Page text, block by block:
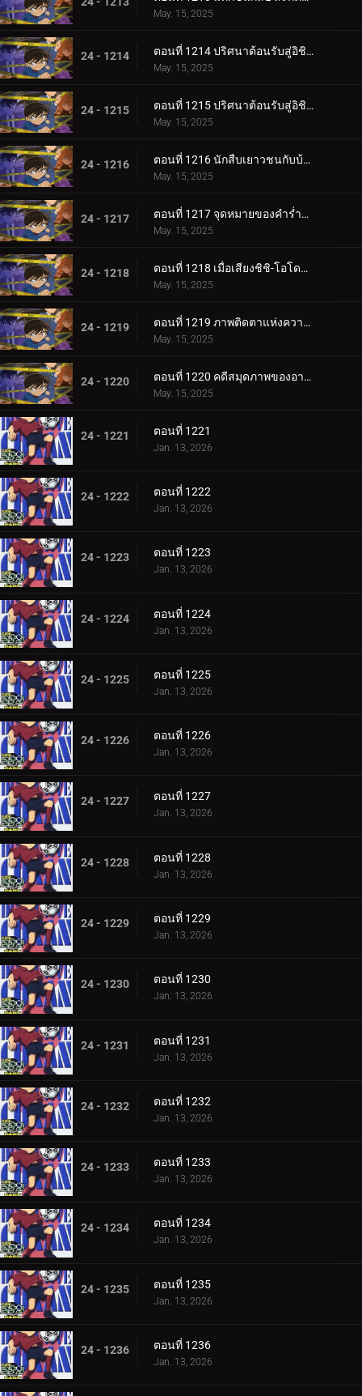
May. 15, 2025
24 - 1214 ตอนที่ 1214 ปริศนาต้อนรับสู่อิชิคาวะ (ตอนแรก)
May. 15, 2025
24 - 1215 ตอนที่ 1215 ปริศนาต้อนรับสู่อิชิคาวะ (ตอนจบ)
May. 15, 2025
24 - 1216 ตอนที่ 1216 นักสืบเยาวชนกับบ้านเก่าที่ใฝ่ฝัน
May. 15, 2025
24 - 1217 ตอนที่ 1217 จุดหมายของคำร่ำลา
May. 15, 2025
24 - 1218 ตอนที่ 1218 เมื่อเสียงชิชิ-โอโดชิดังขึ้น
May. 15, 2025
24 - 1219 ตอนที่ 1219 ภาพติดตาแห่งความลับ
May. 15, 2025
24 - 1220 ตอนที่ 1220 คดีสมุดภาพของอายูมิ 5
May. 15, 2025
24 - 1221 ตอนที่ 1221
Jan. 13, 2026
24 - 1222 ตอนที่ 1222
Jan. 13, 2026
24 - 1223 ตอนที่ 1223
Jan. 13, 2026
24 - 1224 ตอนที่ 1224
Jan. 13, 2026
24 - 1225 ตอนที่ 1225
Jan. 13, 2026
24 - 1226 ตอนที่ 1226
Jan. 13, 2026
24 - 1227 ตอนที่ 1227
Jan. 13, 2026
24 - 1228 ตอนที่ 1228
Jan. 13, 2026
24 - 1229 ตอนที่ 1229
Jan. 13, 2026
24 - 1230 ตอนที่ 1230
Jan. 13, 2026
24 - 1231 ตอนที่ 1231
Jan. 13, 2026
24 - 1232 ตอนที่ 1232
Jan. 13, 2026
24 - 1233 ตอนที่ 1233
Jan. 13, 2026
24 - 1234 ตอนที่ 1234
Jan. 13, 2026
24 - 1235 ตอนที่ 1235
Jan. 13, 2026
24 - 1236 ตอนที่ 1236
Jan. 13, 2026